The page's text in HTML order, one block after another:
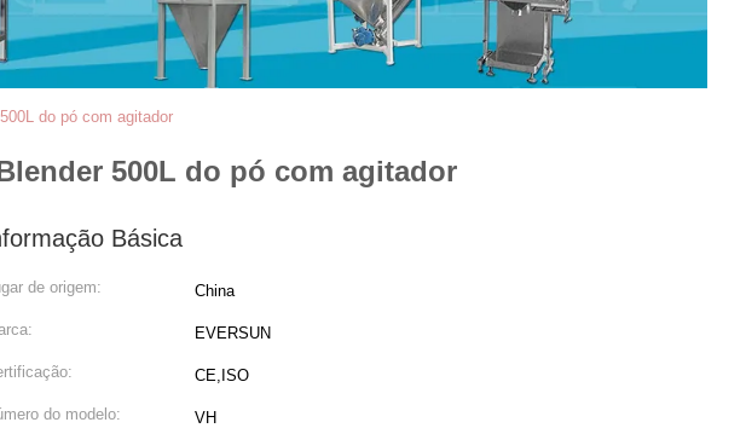
do pó com agitador
500L do pó com agitador
Básica
de origem: China
EVERSUN
CE,ISO
do modelo: VH